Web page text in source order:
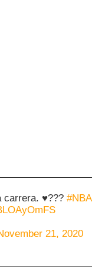
carrera. ♥️??? #NBA
21, 2020